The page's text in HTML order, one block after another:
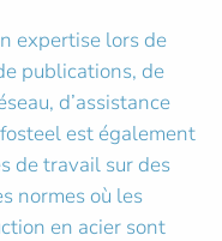
expertise lors de
publications, de
d’assistance
est également
de travail sur des
normes où les
en acier sont